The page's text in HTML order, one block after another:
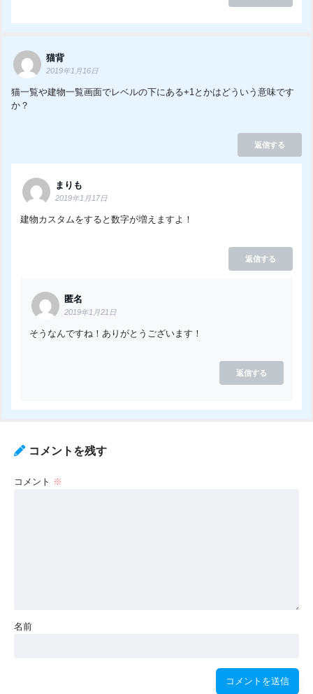
猫背
2019年1月16日
猫一覧や建物一覧画面でレベルの下にある+1とかはどういう意味です
か？
返信する
まりも
2019年1月17日
建物カスタムをすると数字が増えますよ！
返信する
匿名
2019年1月21日
そうなんですね！ありがとうございます！
返信する
コメントを残す
コメント ※
名前